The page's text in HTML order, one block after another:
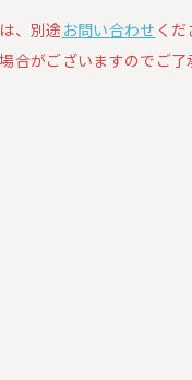
、別途 お問い合わせ くだ
合がございますのでご了